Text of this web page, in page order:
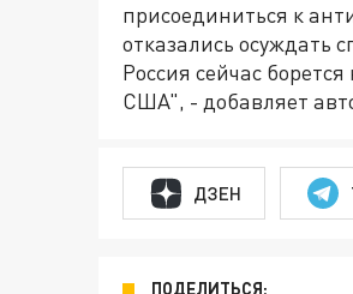
присоединиться к
отказались осуждать
Россия сейчас
США", - добавляет
ДЗЕН
ПОДЕЛИТЬСЯ: